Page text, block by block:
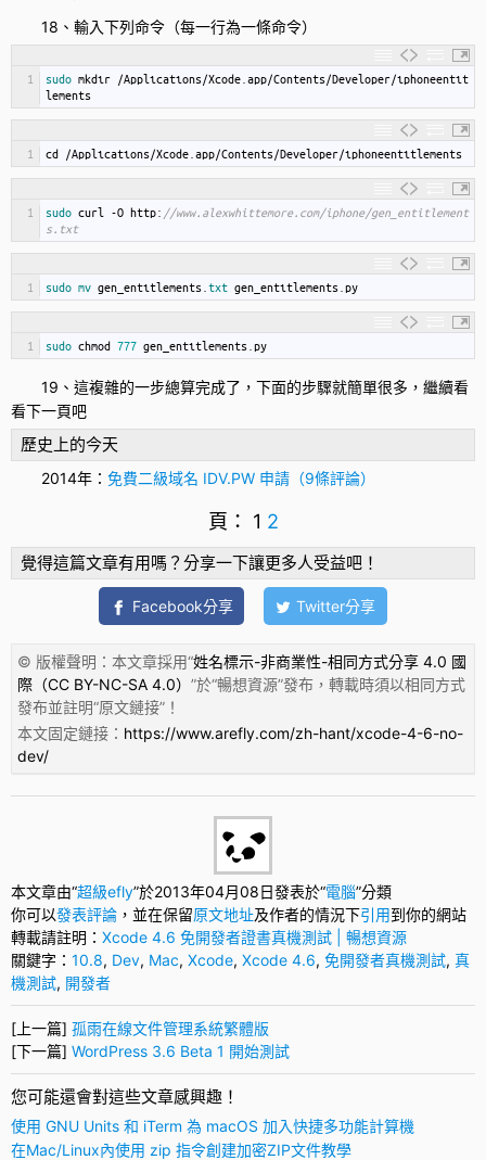
18、輸入下列命令（每一行為一條命令）
1 sudo mkdir /Applications/Xcode app/Contents/Developer/iphoneentit
lements
1 cd /Applications/Xcode app/Contents/Developer/iphoneentitlements
1 sudo curl -O http: //www.alexwhittemore.com/iphone/gen_entitlement
s.txt
1 sudo mv gen_entitlements txt gen_entitlements py
1 sudo chmod 777 gen_entitlements py
19、這複雜的一步總算完成了，下面的步驟就簡單很多，繼續看
看下一頁吧
歷史上的今天
2014年： 免費二級域名 IDV.PW 申請（9條評論）
頁： 1 2
覺得這篇文章有用嗎？分享一下讓更多人受益吧！
Facebook分享 Twitter分享
© 版權聲明：本文章採用“姓名標示-非商業性-相同方式分享 4.0 國
際（CC BY-NC-SA 4.0） ”於“暢想資源”發布，轉載時須以相同方式
發布並註明“原文鏈接”！
本文固定鏈接： https://www.arefly.com/zh-hant/xcode-4-6-no-
dev/
本文章由“超級efly”於2013年04月08日發表於“電腦”分類
你可以發表評論 ，並在保留原文地址及作者的情況下引用到你的網站
轉載請註明： Xcode 4.6 免開發者證書真機測試 | 暢想資源
關鍵字： 10.8, Dev, Mac, Xcode, Xcode 4.6, 免開發者真機測試, 真
機測試, 開發者
[上一篇] 孤雨在線文件管理系統繁體版
[下一篇] WordPress 3.6 Beta 1 開始測試
您可能還會對這些文章感興趣！
使用 GNU Units 和 iTerm 為 macOS 加入快捷多功能計算機
在Mac/Linux內使用 zip 指令創建加密ZIP文件教學